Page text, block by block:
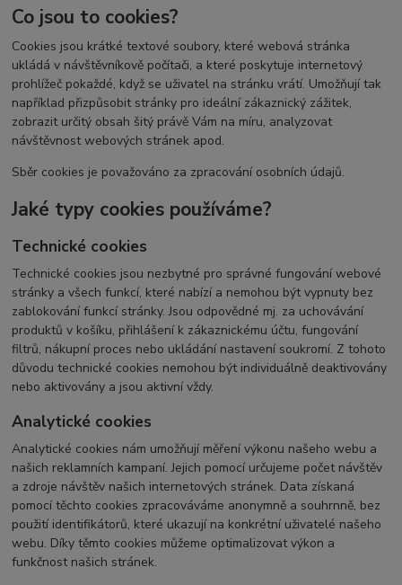
Co jsou to cookies?
Cookies jsou krátké textové soubory, které webová stránka
ukládá v návštěvníkově počítači, a které poskytuje internetový
prohlížeč pokaždé, když se uživatel na stránku vrátí. Umožňují tak
například přizpůsobit stránky pro ideální zákaznický zážitek,
zobrazit určitý obsah šitý právě Vám na míru, analyzovat
návštěvnost webových stránek apod.
Sběr cookies je považováno za zpracování osobních údajů.
Jaké typy cookies používáme?
Technické cookies
Technické cookies jsou nezbytné pro správné fungování webové
stránky a všech funkcí, které nabízí a nemohou být vypnuty bez
zablokování funkcí stránky. Jsou odpovědné mj. za uchovávání
produktů v košíku, přihlášení k zákaznickému účtu, fungování
filtrů, nákupní proces nebo ukládání nastavení soukromí. Z tohoto
důvodu technické cookies nemohou být individuálně deaktivovány
nebo aktivovány a jsou aktivní vždy.
Analytické cookies
Analytické cookies nám umožňují měření výkonu našeho webu a
našich reklamních kampaní. Jejich pomocí určujeme počet návštěv
a zdroje návštěv našich internetových stránek. Data získaná
pomocí těchto cookies zpracováváme anonymně a souhrnně, bez
použití identifikátorů, které ukazují na konkrétní uživatelé našeho
webu. Díky těmto cookies můžeme optimalizovat výkon a
funkčnost našich stránek.